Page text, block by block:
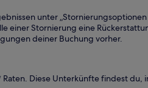
unter
einer Stornierung eine
deiner Buchung vorher.
Diese Unterkünfte findest du,